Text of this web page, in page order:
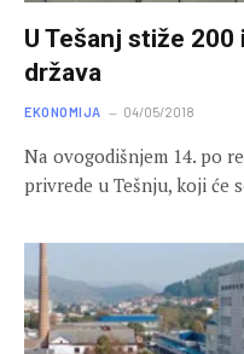
U Tešanj stiže 200
država
EKONOMIJA 04/05/2018
Na ovogodišnjem 14. po
privrede u Tešnju, koji će